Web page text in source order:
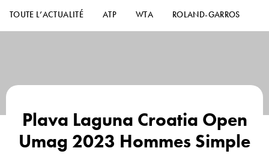
TOUTE L’ACTUALITÉ ATP WTA ROLAND-GARROS
Plava Laguna Croatia Open
Umag 2023 Hommes Simple